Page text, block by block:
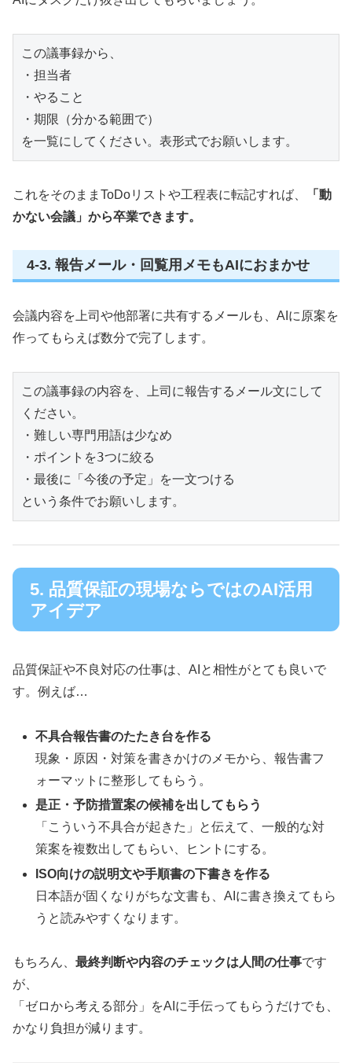
この議事録から、
・担当者
・やること
・期限（分かる範囲で）
を一覧にしてください。表形式でお願いします。
これをそのままToDoリストや工程表に転記すれば、
「動
かない会議」から卒業できます。
4-3. 報告メール・回覧用メモもAIにおまかせ
会議内容を上司や他部署に共有するメールも、AIに原案を
作ってもらえば数分で完了します。
この議事録の内容を、上司に報告するメール文にして
ください。
・難しい専門用語は少なめ
・ポイントを3つに絞る
・最後に「今後の予定」を一文つける
という条件でお願いします。
5. 品質保証の現場ならではのAI活用
アイデア
品質保証や不良対応の仕事は、AIと相性がとても良いで
す。例えば…
不具合報告書のたたき台を作る
現象・原因・対策を書きかけのメモから、報告書フ
ォーマットに整形してもらう。
是正・予防措置案の候補を出してもらう
「こういう不具合が起きた」と伝えて、一般的な対
策案を複数出してもらい、ヒントにする。
ISO向けの説明文や手順書の下書きを作る
日本語が固くなりがちな文書も、AIに書き換えてもら
うと読みやすくなります。
もちろん、 最終判断や内容のチェックは人間の仕事です
が、
「ゼロから考える部分」をAIに手伝ってもらうだけでも、
かなり負担が減ります。